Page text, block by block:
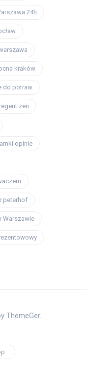
24h
kraków
do potraw
regent zen
opinie
peterhof
Warszawie
ThemeGer.